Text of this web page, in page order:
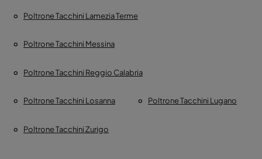
Poltrone Tacchini Lamezia Terme
Poltrone Tacchini Messina
Poltrone Tacchini Reggio Calabria
Poltrone Tacchini Losanna Poltrone Tacchini Lugano
Poltrone Tacchini Zurigo